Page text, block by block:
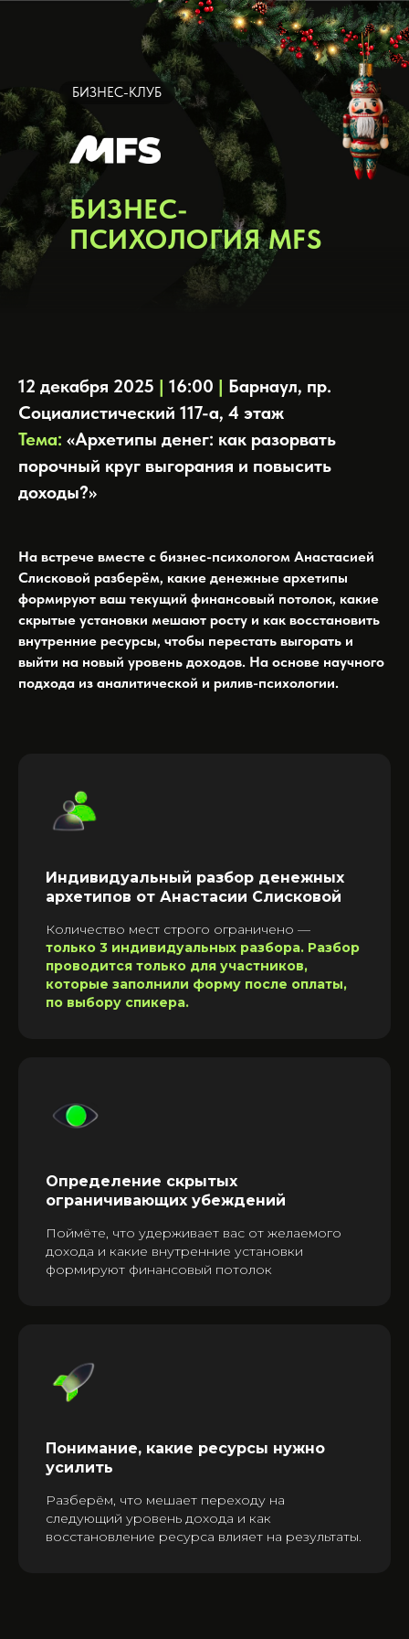
БИЗНЕС-
ПСИХОЛОГИЯ MFS
БИЗНЕС-КЛУБ
12 декабря 2025 | 16:00 | Барнаул, пр.
Социалистический 117-а, 4 этаж
Тема: «Архетипы денег: как разорвать
порочный круг выгорания и повысить
доходы?»
На встрече вместе с бизнес-психологом Анастасией
Слисковой разберём, какие денежные архетипы
формируют ваш текущий финансовый потолок, какие
скрытые установки мешают росту и как восстановить
внутренние ресурсы, чтобы перестать выгорать и
выйти на новый уровень доходов. На основе научного
подхода из аналитической и рилив-психологии.
Индивидуальный разбор денежных
архетипов от Анастасии Слисковой
Количество мест строго ограничено —
только 3 индивидуальных разбора. Разбор
проводится только для участников,
которые заполнили форму после оплаты,
по выбору спикера.
Определение скрытых
ограничивающих убеждений
Поймёте, что удерживает вас от желаемого
дохода и какие внутренние установки
формируют финансовый потолок
Понимание, какие ресурсы нужно
усилить
Разберём, что мешает переходу на
следующий уровень дохода и как
восстановление ресурса влияет на результаты.